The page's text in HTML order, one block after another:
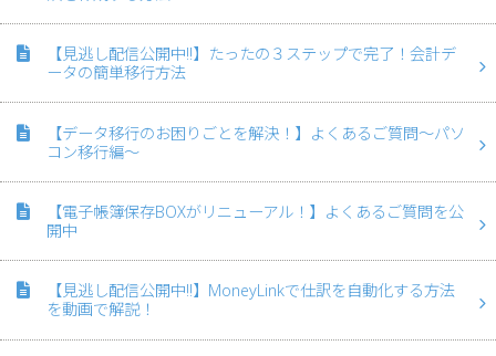
【見逃し配信公開中!!】たったの３ステップで完了！会計デ
ータの簡単移行方法
【データ移行のお困りごとを解決！】よくあるご質問～パソ
コン移行編～
【電子帳簿保存BOXがリニューアル！】よくあるご質問を公
開中
【見逃し配信公開中!!】MoneyLinkで仕訳を自動化する方法
を動画で解説！